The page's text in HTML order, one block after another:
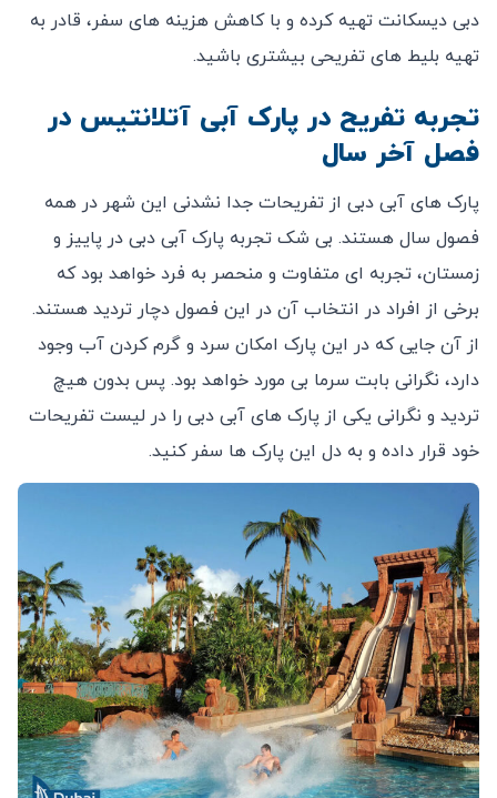
دبی دیسکانت تهیه کرده و با کاهش هزینه های سفر، قادر به
تهیه بلیط های تفریحی بیشتری باشید.
تجربه تفریح در پارک آبی آتلانتیس در
فصل آخر سال
پارک های آبی دبی از تفریحات جدا نشدنی این شهر در همه
فصول سال هستند. بی شک تجربه پارک آبی دبی در پاییز و
زمستان، تجربه ای متفاوت و منحصر به فرد خواهد بود که
برخی از افراد در انتخاب آن در این فصول دچار تردید هستند.
از آن جایی که در این پارک امکان سرد و گرم کردن آب وجود
دارد، نگرانی بابت سرما بی مورد خواهد بود. پس بدون هیچ
تردید و نگرانی یکی از پارک های آبی دبی را در لیست تفریحات
خود قرار داده و به دل این پارک ها سفر کنید.